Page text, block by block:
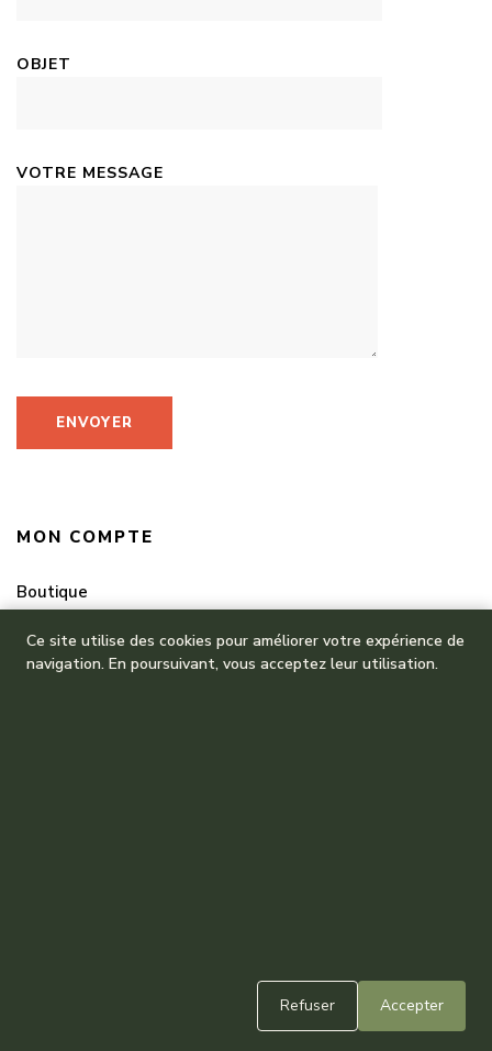
OBJET
VOTRE MESSAGE
MON COMPTE
Boutique
Mes commandes
Ce site utilise des cookies pour améliorer votre expérience de
navigation. En poursuivant, vous acceptez leur utilisation.
Refuser Accepter